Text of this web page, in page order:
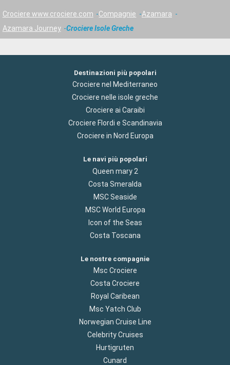
Crociere www.crociere.com Compagnie
Azamara
Azamara Journey
Crociere Isole Greche
Destinazioni più popolari
Crociere nel Mediterraneo
Crociere nelle isole greche
Crociere ai Caraibi
Crociere Flordi e Scandinavia
Crociere in Nord Europa
Le navi più popolari
Queen mary 2
Costa Smeralda
MSC Seaside
MSC World Europa
Icon of the Seas
Costa Toscana
Le nostre compagnie
Msc Crociere
Costa Crociere
Royal Caribean
Msc Yatch Club
Norwegian Cruise Line
Celebrity Cruises
Hurtigruten
Cunard